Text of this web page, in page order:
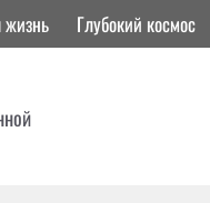
жизнь Глубокий космос